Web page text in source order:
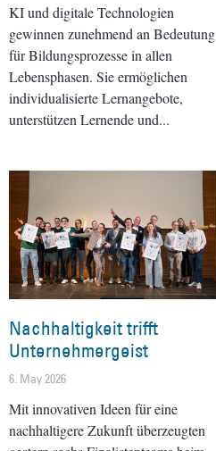
KI und digitale Technologien
gewinnen zunehmend an Bedeutung
für Bildungsprozesse in allen
Lebensphasen. Sie ermöglichen
individualisierte Lernangebote,
unterstützen Lernende und
Nachhaltigkeit trifft
Unternehmergeist
6. May 2026
Mit innovativen Ideen für eine
nachhaltigere Zukunft überzeugten